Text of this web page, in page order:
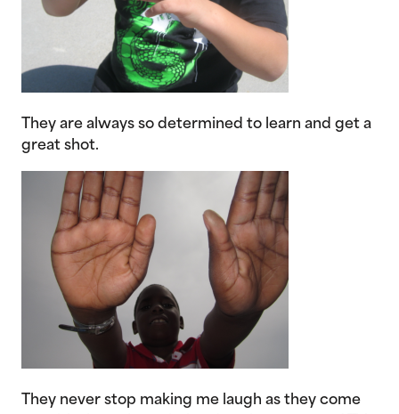
They are always so determined to learn and get a
great shot.
They never stop making me laugh as they come